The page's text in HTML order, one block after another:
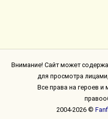
Внимание! Сайт может
для просмотра
Все права на героев
2004-2026 ©